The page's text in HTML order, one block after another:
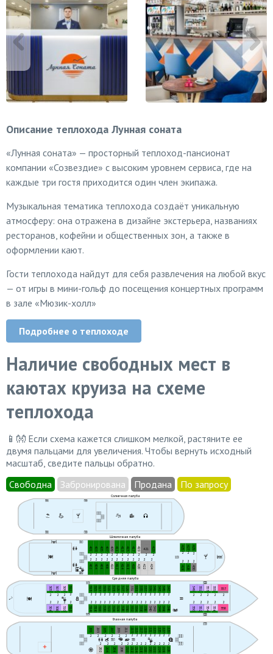
Описание теплохода Лунная соната
«Лунная соната» — просторный теплоход-пансионат
компании «Созвездие» с высоким уровнем сервиса, где на
каждые три гостя приходится один член экипажа.
Музыкальная тематика теплохода создаёт уникальную
атмосферу: она отражена в дизайне экстерьера, названиях
ресторанов, кофейни и общественных зон, а также в
оформлении кают.
Гости теплохода найдут для себя развлечения на любой вкус
— от игры в мини-гольф до посещения концертных программ
в зале «Мюзик-холл»
Подробнее о теплоходе
Наличие свободных мест в
каютах круиза на схеме
теплохода
📱👐 Если схема кажется слишком мелкой, растяните ее
двумя пальцами для увеличения. Чтобы вернуть исходный
масштаб, сведите пальцы обратно.
Свободна
Забронирована Продана По запросу
Шлюпочная палуба
427
2
425
2
429
2
428
2
426
2
430
2
423
2
421
2
419
2
417
2
415
2
413
2
411
2
409
2
407
2
405
2
403
2
401
2
424
2
422
2
420
2
418
2
416
2
414
2
412
2
410
2
408
2
406
2
404
2
402
2
Средняя палуба
355
2
353
2
351
2
349
2
357
2
356
2
354
2
352
2
350
2
358
2
347
2
345
2
343
2
341
2
339
2
337
2
335
2
333
2
331
2
329
2
327
2
325
2
323
2
321
2
319
2
317
2
315
2
313
2
348
2
346
2
344
2
342
2
340
2
338
2
336
2
334
2
332
2
330
2
328
2
326
2
324
2
322
2
320
2
318
2
316
2
314
2
311
2
309
2
307
2
305
2
312
2
310
2
308
2
306
2
Главная палуба
229
2
227
2
225
2
223
2
221
2
219
2
217
2
215
2
213
2
211
2
209
2
207
2
205
2
203
2
201
2
228
2
226
2
224
2
222
2
220
2
218
2
216
2
214
2
212
2
210
2
208
2
206
2
204
2
202
2
Солнечная палуба